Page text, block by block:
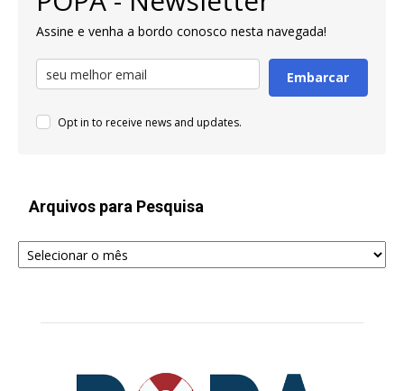
Assine e venha a bordo conosco nesta navegada!
Embarcar
Opt in to receive news and updates.
Arquivos para Pesquisa
Arquivos
para